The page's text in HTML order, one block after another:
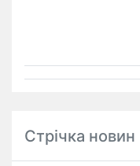
Стрічка новин